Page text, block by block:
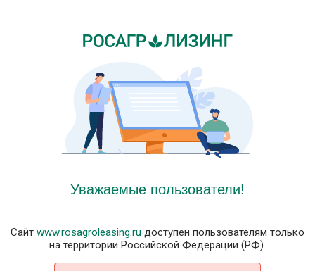
Уважаемые пользователи!
Сайт www.rosagroleasing.ru доступен пользователям только
на территории Российской Федерации (РФ).